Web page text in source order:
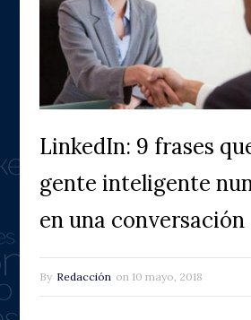
LinkedIn: 9 frases
gente inteligente
en una conversación
By Redacción on 10 mayo, 2018